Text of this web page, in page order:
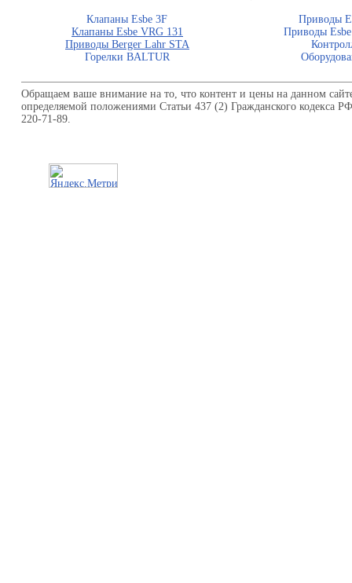
Клапаны Esbe 3F
Приводы
Клапаны Esbe VRG 131
Приводы
Приводы Berger Lahr STA
Горелки BALTUR
Обращаем ваше внимание на то, что контент и цены на данном
определяемой положениями Статьи 437 (2) Гражданского кодекса
220-71-89.